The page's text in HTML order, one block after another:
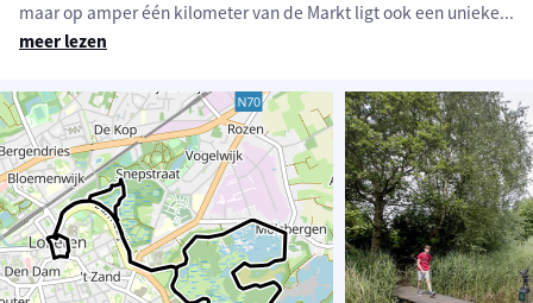
maar op amper één kilometer van de Markt ligt ook een unieke...
meer lezen